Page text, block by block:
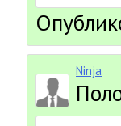
Ninja